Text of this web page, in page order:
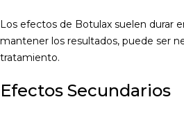
Los efectos de Botulax suelen durar
mantener los resultados, puede ser
tratamiento.
Efectos Secundarios